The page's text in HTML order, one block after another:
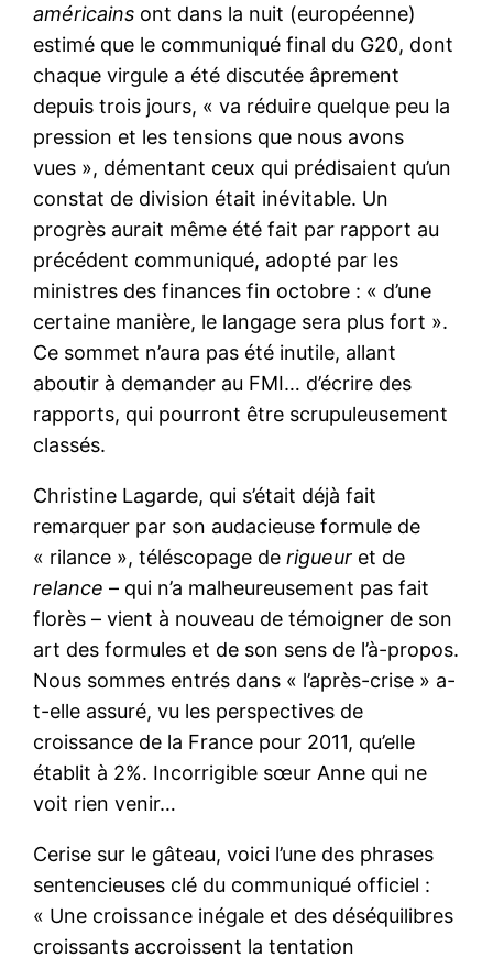
américains ont dans la nuit (européenne)
estimé que le communiqué final du G20, dont
chaque virgule a été discutée âprement
depuis trois jours, « va réduire quelque peu la
pression et les tensions que nous avons
vues », démentant ceux qui prédisaient qu’un
constat de division était inévitable. Un
progrès aurait même été fait par rapport au
précédent communiqué, adopté par les
ministres des finances fin octobre : « d’une
certaine manière, le langage sera plus fort ».
Ce sommet n’aura pas été inutile, allant
aboutir à demander au FMI… d’écrire des
rapports, qui pourront être scrupuleusement
classés.
Christine Lagarde, qui s’était déjà fait
remarquer par son audacieuse formule de
« rilance », téléscopage derigueur et de
relance – qui n’a malheureusement pas fait
florès – vient à nouveau de témoigner de son
art des formules et de son sens de l’à-propos.
Nous sommes entrés dans « l’après-crise » a-
t-elle assuré, vu les perspectives de
croissance de la France pour 2011, qu’elle
établit à 2%. Incorrigible sœur Anne qui ne
voit rien venir…
Cerise sur le gâteau, voici l’une des phrases
sentencieuses clé du communiqué officiel :
« Une croissance inégale et des déséquilibres
croissants accroissent la tentation